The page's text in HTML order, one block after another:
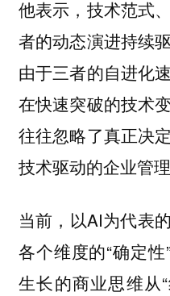
他表示，技术范式
者的动态演进持续
由于三者的自进化
在快速突破的技术
往往忽略了真正决
技术驱动的企业管
当前，以AI为代表
各个维度的“确定性
生长的商业思维从